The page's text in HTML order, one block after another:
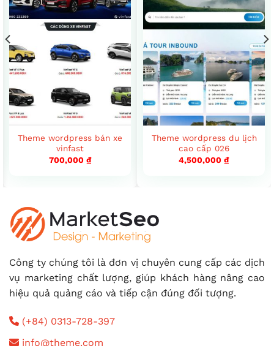
Theme wordpress bán xe
vinfast
700,000 ₫
Theme wordpress du lịch
cao cấp 026
4,500,000 ₫
Công ty chúng tôi là đơn vị chuyên cung cấp các dịch
vụ marketing chất lượng, giúp khách hàng nâng cao
hiệu quả quảng cáo và tiếp cận đúng đối tượng.
(+84) 0313-728-397
info@theme.com